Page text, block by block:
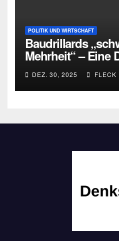
POLITIK UND WIRTSCHAFT
Baudrillards
Mehrheit“ – Eine
DEZ. 30, 2025 FLECK